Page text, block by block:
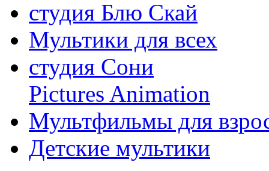
студия Блю Скай
Мультики для всех
студия Сони
Pictures Animation
Мультфильмы для
Детские мультики